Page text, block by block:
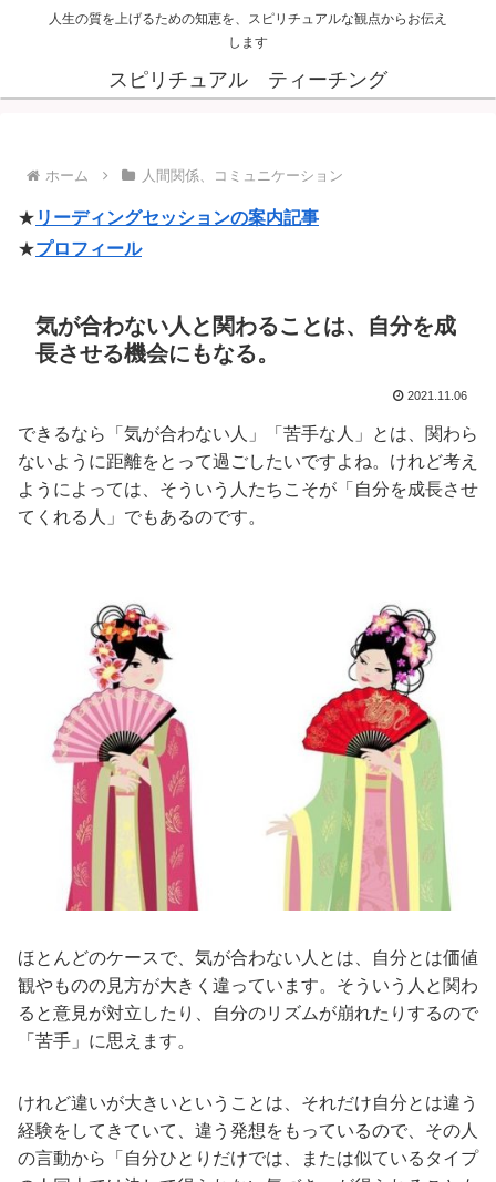
人生の質を上げるための知恵を、スピリチュアルな観点からお伝え
します
スピリチュアル ティーチング
ホーム 人間関係、コミュニケーション
★ リーディングセッションの案内記事
★プロフィール
気が合わない人と関わることは、自分を成
長させる機会にもなる。
2021.11.06
できるなら「気が合わない人」「苦手な人」とは、関わら
ないように距離をとって過ごしたいですよね。けれど考え
ようによっては、そういう人たちこそが「自分を成長させ
てくれる人」でもあるのです。
ほとんどのケースで、気が合わない人とは、自分とは価値
観やものの見方が大きく違っています。そういう人と関わ
ると意見が対立したり、自分のリズムが崩れたりするので
「苦手」に思えます。
けれど違いが大きいということは、それだけ自分とは違う
経験をしてきていて、違う発想をもっているので、その人
の言動から「自分ひとりだけでは、または似ているタイプ